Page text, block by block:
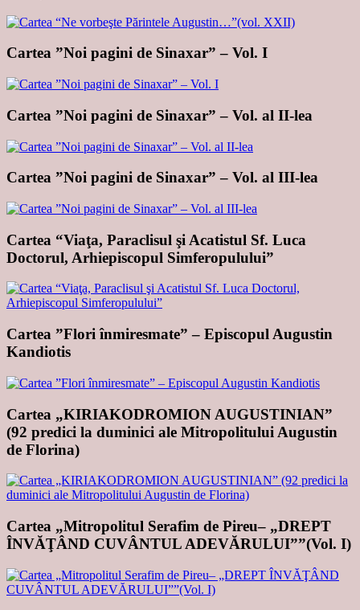
Cartea ”Noi pagini de Sinaxar” – Vol. I
Cartea ”Noi pagini de Sinaxar” – Vol. al II-lea
Cartea ”Noi pagini de Sinaxar” – Vol. al III-lea
Cartea “Viaţa, Paraclisul şi Acatistul Sf. Luca
Doctorul, Arhiepiscopul Simferopulului”
Cartea ”Flori înmiresmate” – Episcopul Augustin
Kandiotis
Cartea „KIRIAKODROMION AUGUSTINIAN”
(92 predici la duminici ale Mitropolitului Augustin
de Florina)
Cartea „Mitropolitul Serafim de Pireu– „DREPT
ÎNVĂŢÂND CUVÂNTUL ADEVĂRULUI””(Vol. I)